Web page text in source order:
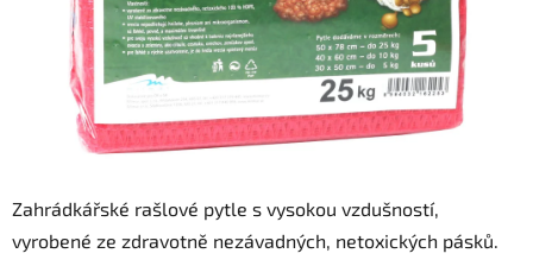
Zahrádkářské rašlové pytle s vysokou vzdušností,
vyrobené ze zdravotně nezávadných, netoxických pásků.